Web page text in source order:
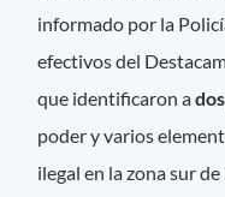
informado por la
efectivos del
que identificaron a
poder y varios
ilegal en la zona sur